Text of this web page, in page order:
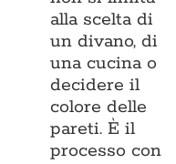
alla scelta di
un divano, di
una cucina o
decidere il
colore delle
pareti. È il
processo con